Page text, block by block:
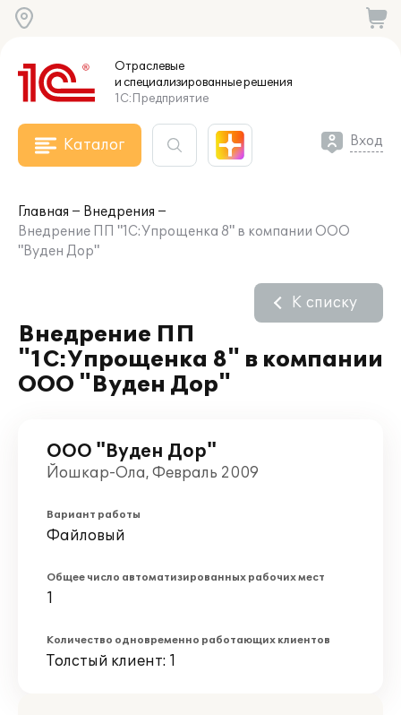
Отраслевые
и специализированныерешения
1С:Предприятие
Каталог Вход
Главная
Внедрения
Внедрение ПП "1С:Упрощенка 8" в компании ООО
"Вуден Дор"
Внедрение ПП
"1С:Упрощенка 8" в компании
ООО "Вуден Дор"
К списку
ООО "Вуден Дор"
Йошкар-Ола, Февраль 2009
Вариант работы
Файловый
Общее число автоматизированных рабочих мест
1
Количество одновременно работающих клиентов
Толстый клиент: 1